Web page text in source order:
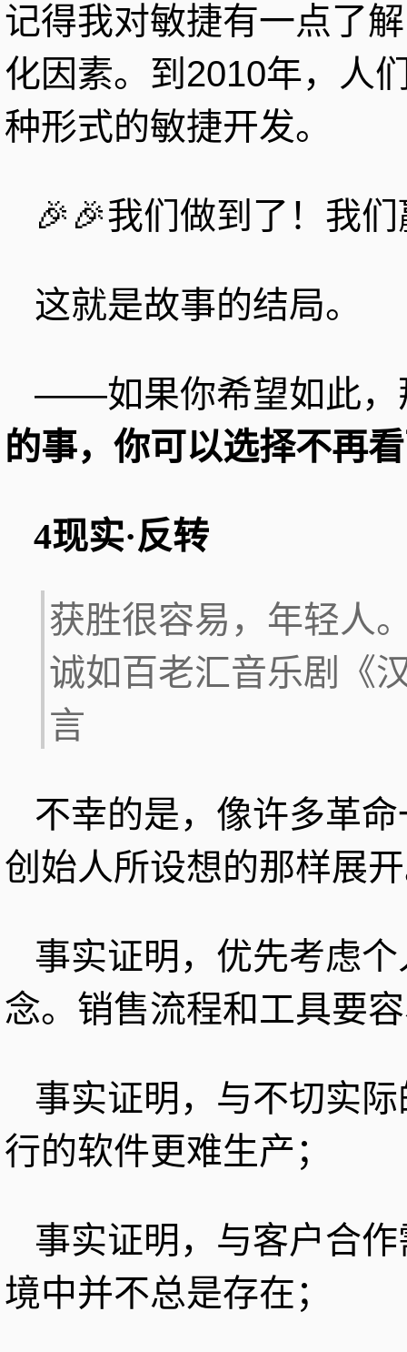
记得我对敏捷有一点了
化因素。到2010年，人
种形式的敏捷开发。
🎉🎉我们做到了！我
这就是故事的结局。
——如果你希望如此，
的事，你可以选择不再
4现实·反转
获胜很容易，年轻人
诚如百老汇音乐剧《
言
不幸的是，像许多革
创始人所设想的那样展
事实证明，优先考虑
念。销售流程和工具要
事实证明，与不切实
行的软件更难生产；
事实证明，与客户合
境中并不总是存在；